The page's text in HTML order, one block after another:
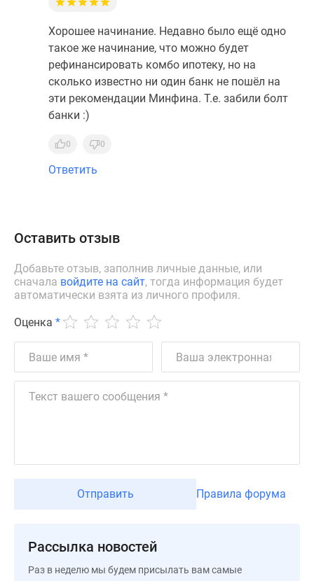
#траншевая
#рассрочка
Квартиры
новостроек
застройщиком
Rutube
дома
Москве
Программа
реновации
Рассрочка
ипотека
Хорошее начинание. Недавно было ещё одно
такое же начинание, что можно будет
рефинансировать комбо ипотеку, но на
сколько известно ни один банк не пошёл на
эти рекомендации Минфина. Т.е. забили болт
банки :)
0 0
Ответить
Оставить отзыв
Добавьте отзыв, заполнив личные данные, или
сначала войдите на сайт, тогда информация будет
автоматически взята из личного профиля.
Оценка *
Отправить Правила форума
Рассылка новостей
Раз в неделю мы будем присылать вам самые